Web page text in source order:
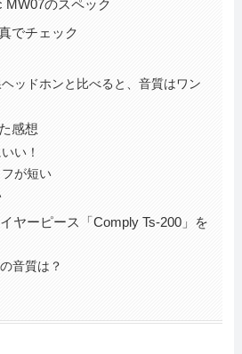
MW07のスペック
でチェック
ッドホンと比べると、音質はワン
感想
い！
が短い
ヤーピース「Comply Ts-200」を
音質は？